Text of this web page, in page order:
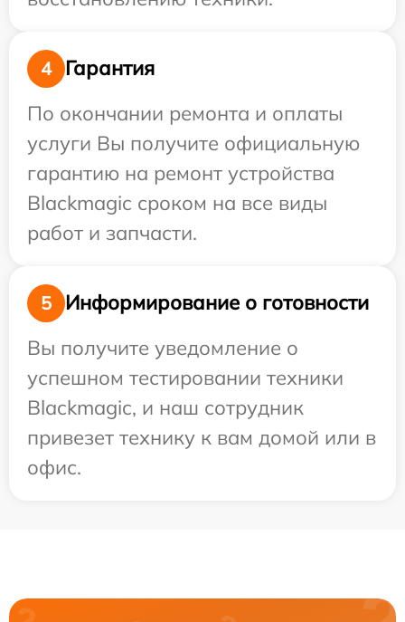
4
Гарантия
По окончании ремонта и оплаты
услуги Вы получите официальную
гарантию на ремонт устройства
Blackmagic сроком на все виды
работ и запчасти.
5
Информирование о готовности
Вы получите уведомление о
успешном тестировании техники
Blackmagic, и наш сотрудник
привезет технику к вам домой или в
офис.